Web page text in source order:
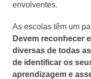
envolventes.
As escolas têm um
Devem reconhecer
diversas de todas
de identificar os
aprendizagem e